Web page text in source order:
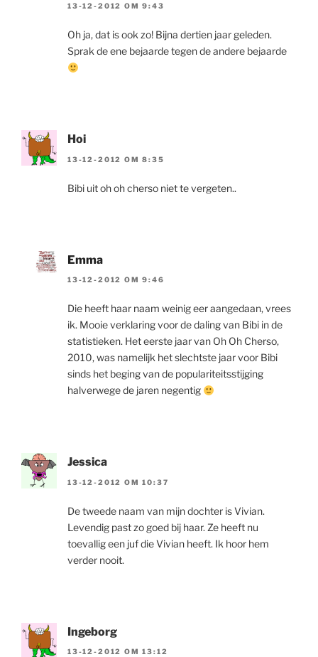
13-12-2012 OM 9:43
Oh ja, dat is ook zo! Bijna dertien jaar geleden.
Sprak de ene bejaarde tegen de andere bejaarde
Hoi
13-12-2012 OM 8:35
Bibi uit oh oh cherso niet te vergeten..
Emma
13-12-2012 OM 9:46
Die heeft haar naam weinig eer aangedaan, vrees
ik. Mooie verklaring voor de daling van Bibi in de
statistieken. Het eerste jaar van Oh Oh Cherso,
2010, was namelijk het slechtste jaar voor Bibi
sinds het beging van de populariteitsstijging
halverwege de jaren negentig
Jessica
13-12-2012 OM 10:37
De tweede naam van mijn dochter is Vivian.
Levendig past zo goed bij haar. Ze heeft nu
toevallig een juf die Vivian heeft. Ik hoor hem
verder nooit.
Ingeborg
13-12-2012 OM 13:12